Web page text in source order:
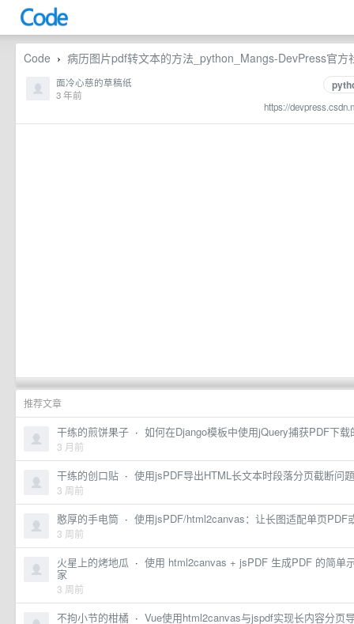
Code › 病历图片pdf转文本的方法_python_Mangs-DevPress官方
https://
面冷心慈的草稿纸
3 年前
推荐文章
干练的煎饼果子 · 如何在Django模板中使用jQuery捕获PDF下
3 月前
干练的创口贴 · 使用jsPDF导出HTML长文本时段落分页截断问
3 周前
憨厚的手电筒 · 使用jsPDF/html2canvas：让长图适配单页PDF
3 周前
火星上的烤地瓜 · 使用 html2canvas + jsPDF 生成PDF 的简单
家
3 周前
不拘小节的柑橘 · Vue使用html2canvas与jspdf实现长内容分页